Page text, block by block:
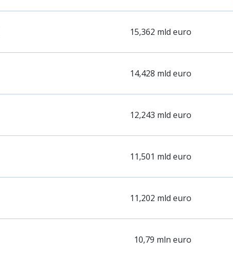
15,362 mld euro
14,428 mld euro
12,243 mld euro
11,501 mld euro
11,202 mld euro
10,79 mln euro